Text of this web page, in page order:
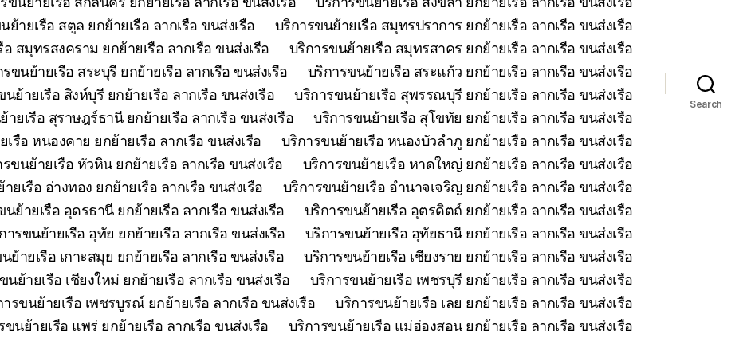
ย้ายเรือ สตูล ยกย้ายเรือ ลากเรือ ขนส่งเรือ
บริการขนย้ายเรือ สมุทรปราการ ยกย้ายเรือ ลากเรือ ขนส่งเรือ
สมุทรสงคราม ยกย้ายเรือ ลากเรือ ขนส่งเรือ
บริการขนย้ายเรือ สมุทรสาคร ยกย้ายเรือ ลากเรือ ขนส่งเรือ
ขนย้ายเรือ สระบุรี ยกย้ายเรือ ลากเรือ ขนส่งเรือ
บริการขนย้ายเรือ สระแก้ว ยกย้ายเรือ ลากเรือ ขนส่งเรือ
นย้ายเรือ สิงห์บุรี ยกย้ายเรือ ลากเรือ ขนส่งเรือ
บริการขนย้ายเรือ สุพรรณบุรี ยกย้ายเรือ ลากเรือ ขนส่งเรือ
ายเรือ สุราษฎร์ธานี ยกย้ายเรือ ลากเรือ ขนส่งเรือ
บริการขนย้ายเรือ สุโขทัย ยกย้ายเรือ ลากเรือ ขนส่งเรือ
รือ หนองคาย ยกย้ายเรือ ลากเรือ ขนส่งเรือ
บริการขนย้ายเรือ หนองบัวลำภู ยกย้ายเรือ ลากเรือ ขนส่งเรือ
ขนย้ายเรือ หัวหิน ยกย้ายเรือ ลากเรือ ขนส่งเรือ
บริการขนย้ายเรือ หาดใหญ่ ยกย้ายเรือ ลากเรือ ขนส่งเรือ
ยเรือ อ่างทอง ยกย้ายเรือ ลากเรือ ขนส่งเรือ
บริการขนย้ายเรือ อำนาจเจริญ ยกย้ายเรือ ลากเรือ ขนส่งเรือ
นย้ายเรือ อุดรธานี ยกย้ายเรือ ลากเรือ ขนส่งเรือ
บริการขนย้ายเรือ อุตรดิตถ์ ยกย้ายเรือ ลากเรือ ขนส่งเรือ
ารขนย้ายเรือ อุทัย ยกย้ายเรือ ลากเรือ ขนส่งเรือ
บริการขนย้ายเรือ อุทัยธานี ยกย้ายเรือ ลากเรือ ขนส่งเรือ
ย้ายเรือ เกาะสมุย ยกย้ายเรือ ลากเรือ ขนส่งเรือ
บริการขนย้ายเรือ เชียงราย ยกย้ายเรือ ลากเรือ ขนส่งเรือ
นย้ายเรือ เชียงใหม่ ยกย้ายเรือ ลากเรือ ขนส่งเรือ
บริการขนย้ายเรือ เพชรบุรี ยกย้ายเรือ ลากเรือ ขนส่งเรือ
รขนย้ายเรือ เพชรบูรณ์ ยกย้ายเรือ ลากเรือ ขนส่งเรือ
บริการขนย้ายเรือ เลย ยกย้ายเรือ ลากเรือ ขนส่งเรือ
ขนย้ายเรือ แพร่ ยกย้ายเรือ ลากเรือ ขนส่งเรือ
บริการขนย้ายเรือ แม่ฮ่องสอน ยกย้ายเรือ ลากเรือ ขนส่งเรือ
Search